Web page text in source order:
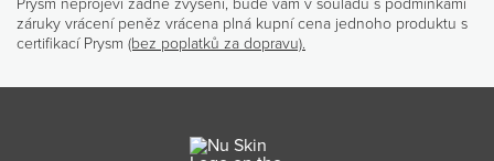
Co obsahuje
1x LifePak+
Prysm neprojeví žádné zvýšení, bude vám v souladu s podmínkami
záruky vrácení peněz vrácena plná kupní cena jednoho produktu s
certifikací Prysm (bez poplatků za dopravu).